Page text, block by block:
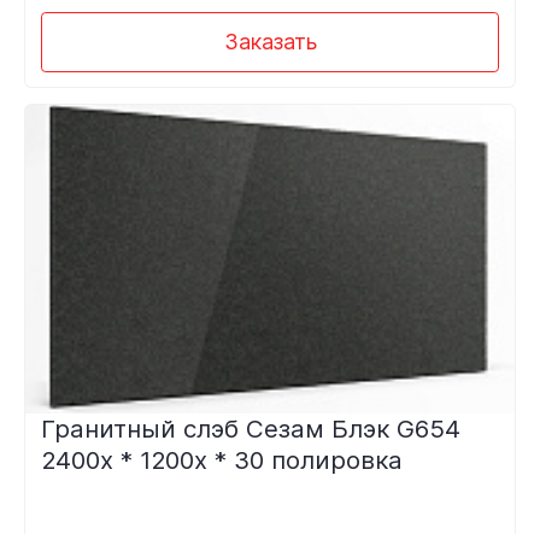
Заказать
Гранитный слэб Сезам Блэк G654
2400х * 1200х * 30 полировка